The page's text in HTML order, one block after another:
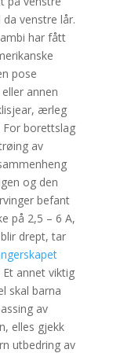
venstre lår.
har fått
pose
annen
ærleg
For borettslag
av
og den
befant
på 2,5 – 6 A,
drept, tar
annet viktig
skal barna
av
elles gjekk
utbedring av